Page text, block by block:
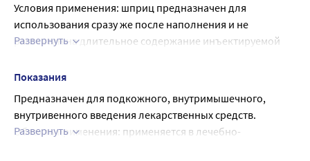
Условия применения: шприц предназначен для
использования сразу же после наполнения и не
рассчитан на длительное содержание инъектируемой
Порядок применения (инструкция по применению):
Дезинфекцию кожи проводить этиловым или метиловым
спиртом. Цена деления шкалы позволяет устанавливать
дозу лекарственного вещества с требуемой точностью.
Развернуть
Показания
Предназначен для подкожного, внутримышечного,
внутривенного введения лекарственных средств.
Область применения: применяется в лечебно-
Развернуть